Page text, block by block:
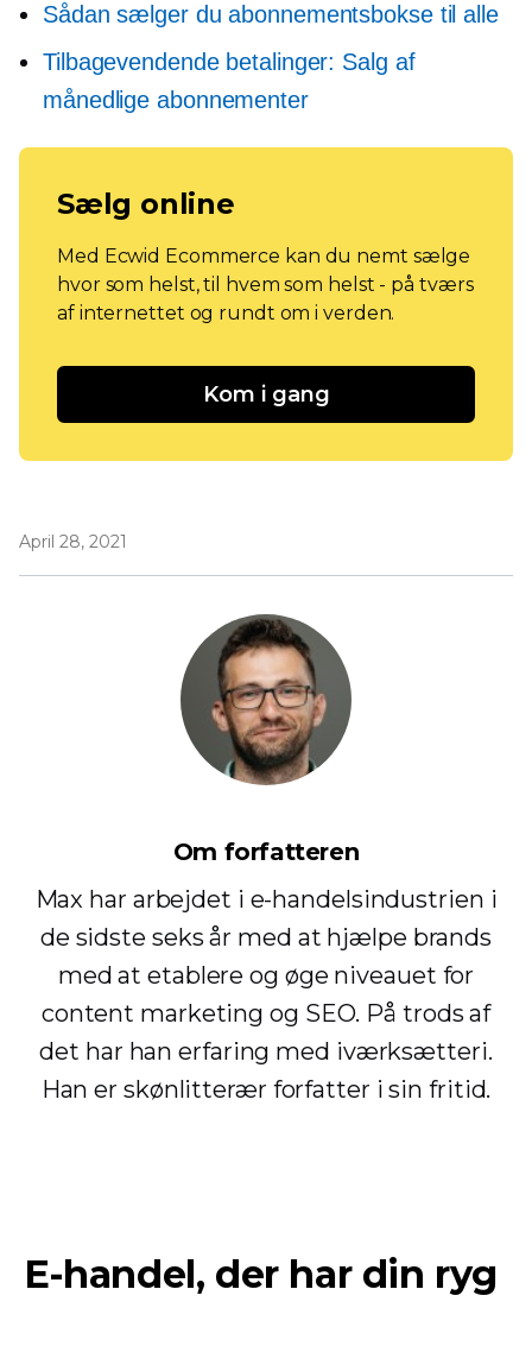
Sådan sælger du abonnementsbokse til alle
Tilbagevendende betalinger: Salg af
månedlige abonnementer
Sælg online
Med Ecwid Ecommerce kan du nemt sælge
hvor som helst, til hvem som helst - på tværs
af internettet og rundt om i verden.
Kom i gang
April 28, 2021
Om forfatteren
Max har arbejdet i e-handelsindustrien i
de sidste seks år med at hjælpe brands
med at etablere og øge niveauet for
content marketing og SEO. På trods af
det har han erfaring med iværksætteri.
Han er skønlitterær forfatter i sin fritid.
E-handel, der har din ryg